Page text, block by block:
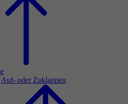
Auf- oder Zuklappen